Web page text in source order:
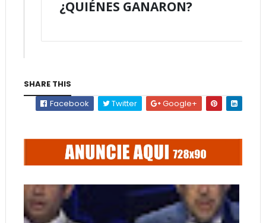
¿QUIÉNES GANARON?
SHARE THIS
Facebook
Twitter Google+